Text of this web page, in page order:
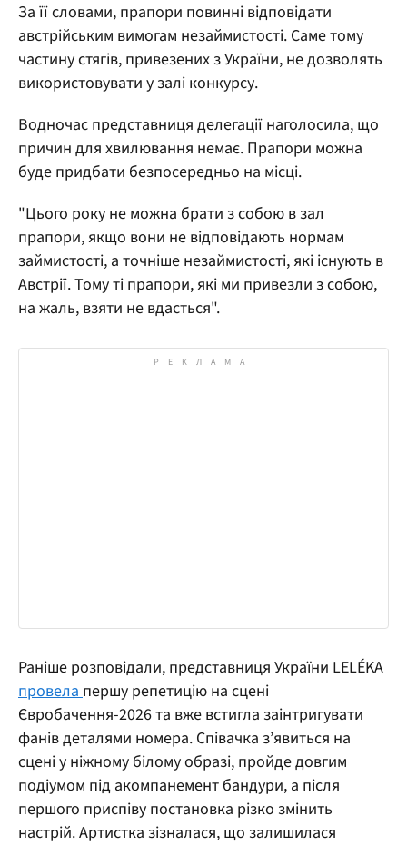
За її словами, прапори повинні відповідати
австрійським вимогам незаймистості. Саме тому
частину стягів, привезених з України, не дозволять
використовувати у залі конкурсу.
Водночас представниця делегації наголосила, що
причин для хвилювання немає. Прапори можна
буде придбати безпосередньо на місці.
"Цього року не можна брати з собою в зал
прапори, якщо вони не відповідають нормам
займистості, а точніше незаймистості, які існують в
Австрії. Тому ті прапори, які ми привезли з собою,
на жаль, взяти не вдасться".
Раніше розповідали, представниця України LELÉKA
провелапершу репетицію на сцені
Євробачення-2026 та вже встигла заінтригувати
фанів деталями номера. Співачка з’явиться на
сцені у ніжному білому образі, пройде довгим
подіумом під акомпанемент бандури, а після
першого приспіву постановка різко змінить
настрій. Артистка зізналася, що залишилася